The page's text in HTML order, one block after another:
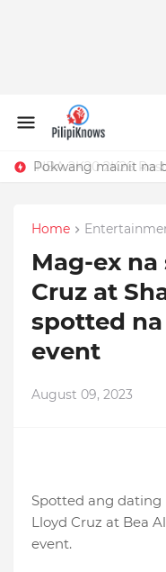
Home
Mag-ex
Cruz at
spotted
event
August 09, 2023
Spotted ang dating
Lloyd Cruz at Bea
event.